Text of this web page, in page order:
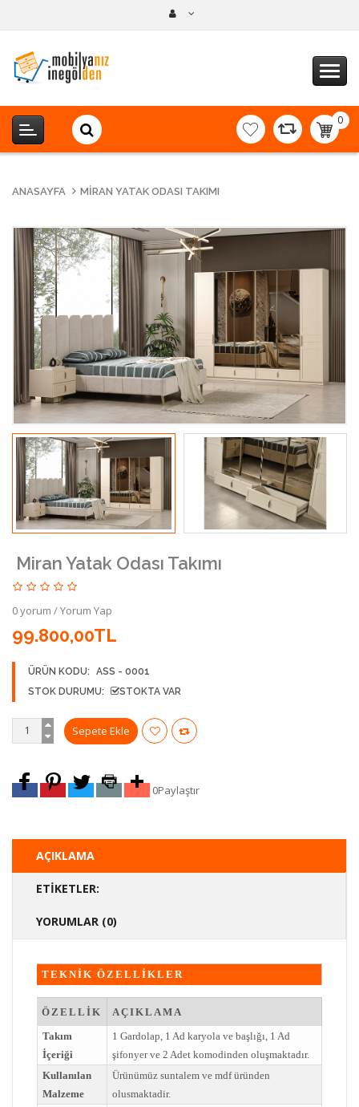
0
-
ANASAYFA MIRAN YATAK ODASI TAKIMI
Miran Yatak Odası Takımı
0 yorum /Yorum Yap
99.800,00TL
ÜRÜN KODU:
ASS - 0001
STOK DURUMU:
STOKTA VAR
0Paylaştır
AÇIKLAMA
ETIKETLER:
YORUMLAR (0)
TEKNİK ÖZELLİKLER
ÖZELLİK
AÇIKLAMA
Takım
İçeriği
1 Gardolap, 1 Ad karyola ve başlığı, 1 Ad
şifonyer ve 2 Adet komodinden oluşmaktadır.
Kullanılan
Malzeme
Ürünümüz suntalem ve mdf üründen
olusmaktadir.